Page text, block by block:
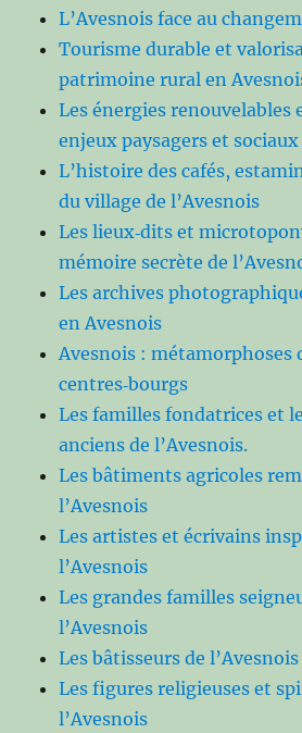
L’Avesnois face au
Tourisme durable et
patrimoine rural en
Les énergies renouvelables
enjeux paysagers et sociaux
L’histoire des cafés,
du village de l’Avesnois
Les lieux‑dits et
mémoire secrète de
Les archives
en Avesnois
Avesnois : métamorphoses
centres‑bourgs
Les familles fondatrices et
anciens de l’Avesnois.
Les bâtiments agricoles
l’Avesnois
Les artistes et écrivains
l’Avesnois
Les grandes familles
l’Avesnois
Les bâtisseurs de l’Avesnois
Les figures religieuses et
l’Avesnois